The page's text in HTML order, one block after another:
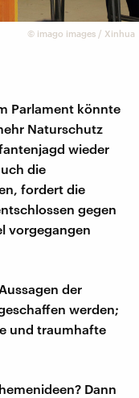
© imago images / Xinhua
Parlament könnte
Naturschutz
wieder
die
fordert die
gegen
vorgegangen
der
werden;
und traumhafte
Dann